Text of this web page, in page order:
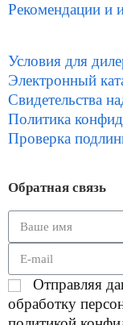
Рекомендации и
Условия для
Электронный
Свидетельства
Политика
Проверка
Обратная связь
Отправляя
обработку